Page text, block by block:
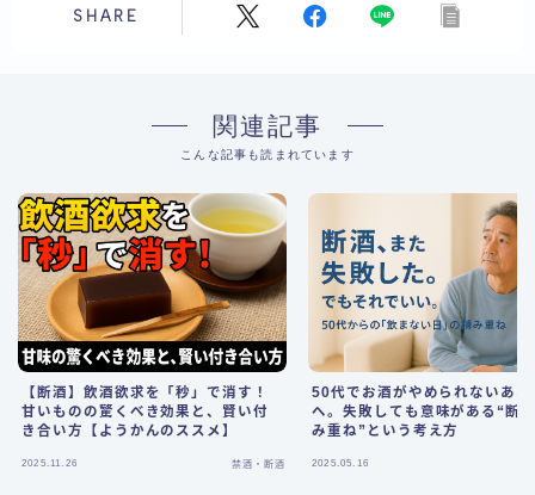
SHARE
関連記事
こんな記事も読まれています
【断酒】飲酒欲求を「秒」で消す！
甘いものの驚くべき効果と、賢い付
き合い方【ようかんのススメ】
2025.11.26 禁酒・断酒
50代でお酒がやめられないあな
へ。失敗しても意味がある“断
み重ね”という考え方
2025.05.16